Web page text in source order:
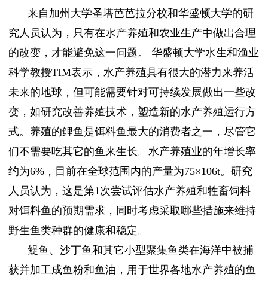
来自加州大学圣塔芭芭拉分校和华盛顿大学的研
究人员认为，只有在水产养殖和农业生产中做出合理
的改变，才能避免这一问题。 华盛顿大学水生和渔业
科学教授TIM表示，水产养殖具有很大的潜力来养活
未来的地球，但可能需要针对可持续发展做出一些改
变，如研究改善养殖技术，塑造新的水产养殖运行方
式。养殖的鲤鱼是饵料鱼最大的消费者之一，尽管它
们不需要吃其它的鱼来生长。水产养殖业的年增长率
约为6%，目前在全球范围内的产量为75×106t。研究
人员认为，这是第1次尝试评估水产养殖和牲畜饲料
对饵料鱼的预期需求，同时考虑采取哪些措施来维持
野生鱼类种群的健康和稳定。
鳀鱼、沙丁鱼和其它小型聚集鱼类在海洋中被捕
获并加工成鱼粉和鱼油，用于世界各地水产养殖的鱼